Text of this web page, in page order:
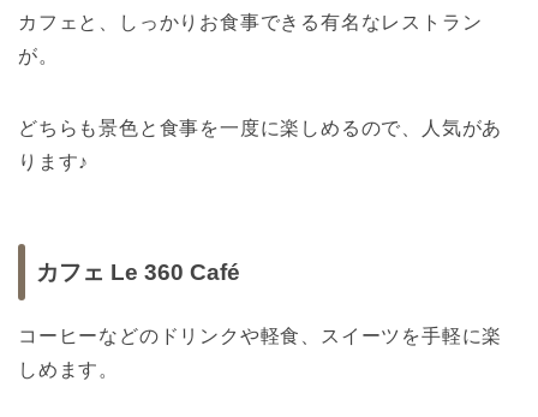
カフェと、しっかりお食事できる有名なレストラン
が。
どちらも景色と食事を一度に楽しめるので、人気があ
ります♪
カフェ Le 360 Café
コーヒーなどのドリンクや軽食、スイーツを手軽に楽
しめます。